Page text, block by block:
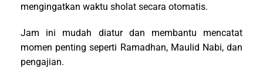
mengingatkan waktu sholat secara otomatis.
Jam ini mudah diatur dan membantu mencatat
momen penting seperti Ramadhan, Maulid Nabi, dan
pengajian.